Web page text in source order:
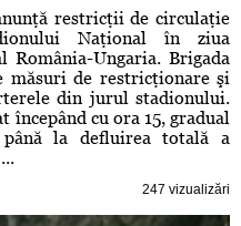
restricţii de circulaţie
Naţional în ziua
Ungaria. Brigada
măsuri de restricţionare şi
din jurul stadionului.
cu ora 15, gradual
la defluirea totală a
247 vizualizări